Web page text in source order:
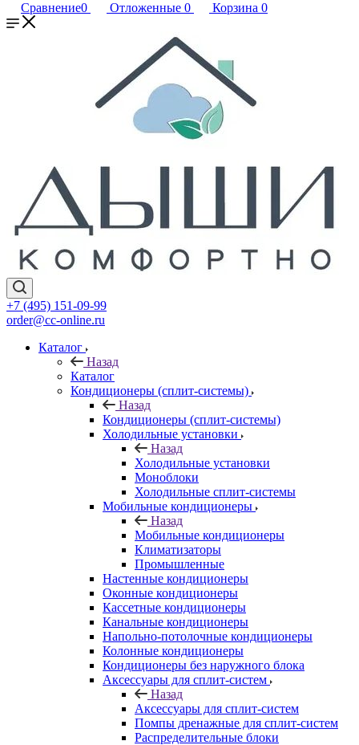
Сравнение0 Отложенные 0 Корзина 0
+7 (495) 151-09-99
order@cc-online.ru
Каталог
Назад
Каталог
Кондиционеры (сплит-системы)
Назад
Кондиционеры (сплит-системы)
Холодильные установки
Назад
Холодильные установки
Моноблоки
Холодильные сплит-системы
Мобильные кондиционеры
Назад
Мобильные кондиционеры
Климатизаторы
Промышленные
Настенные кондиционеры
Оконные кондиционеры
Кассетные кондиционеры
Канальные кондиционеры
Напольно-потолочные кондиционеры
Колонные кондиционеры
Кондиционеры без наружного блока
Аксессуары для сплит-систем
Назад
Аксессуары для сплит-систем
Помпы дренажные для сплит-систем
Распределительные блоки